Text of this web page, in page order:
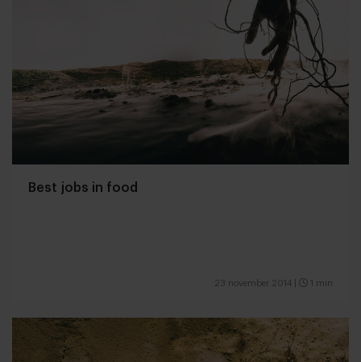
Best jobs in food
23 november 2014 1 min